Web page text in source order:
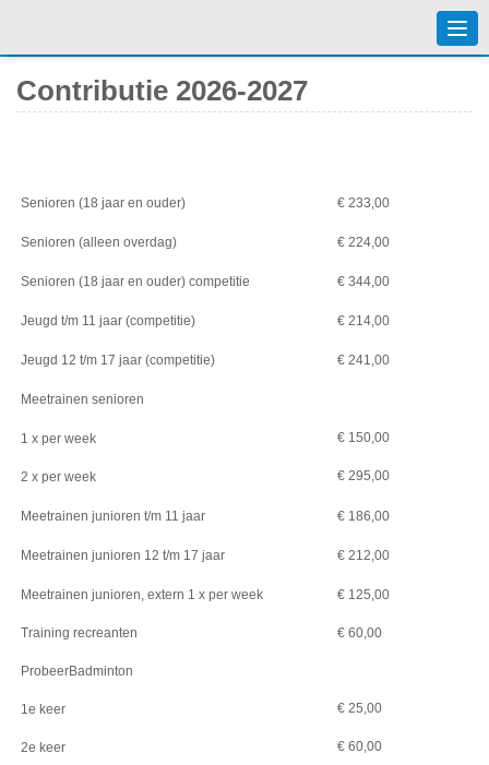
Contributie 2026-2027
Senioren (18 jaar en ouder) € 233,00
Senioren (alleen overdag) € 224,00
Senioren (18 jaar en ouder) competitie € 344,00
Jeugd t/m 11 jaar (competitie) € 214,00
Jeugd 12 t/m 17 jaar (competitie) € 241,00
Meetrainen senioren
1 x per week
2 x per week
€ 150,00
€ 295,00
Meetrainen junioren t/m 11 jaar € 186,00
Meetrainen junioren 12 t/m 17 jaar
Meetrainen junioren, extern 1 x per week
€ 212,00
€ 125,00
Training recreanten € 60,00
ProbeerBadminton
1e keer
2e keer
€ 25,00
€ 60,00